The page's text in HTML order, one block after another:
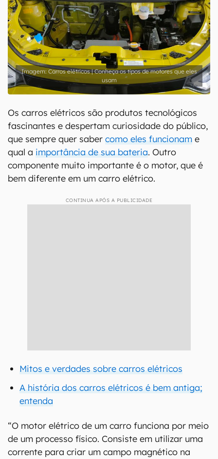
Carros elétricos | Conheça os tipos de motores que eles
usam
Os carros elétricos são produtos tecnológicos
fascinantes e despertam curiosidade do público,
que sempre quer saber como eles funcionam e
qual a importância de sua bateria. Outro
componente muito importante é o motor, que é
bem diferente em um carro elétrico.
CONTINUA APÓS A PUBLICIDADE
Mitos e verdades sobre carros elétricos
A história dos carros elétricos é bem antiga;
entenda
“O motor elétrico de um carro funciona por meio
de um processo físico. Consiste em utilizar uma
corrente para criar um campo magnético na